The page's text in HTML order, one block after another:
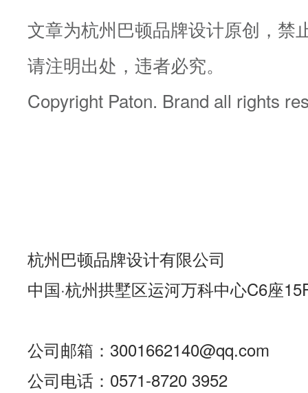
文章为杭州巴顿品牌设计原创，禁
请注明出处，违者必究。
Copyright Paton. Brand all rights
杭州巴顿品牌设计有限公司
中国·杭州拱墅区运河万科中心C6座
公司邮箱：3001662140@qq.com
公司电话：0571-8720 3952